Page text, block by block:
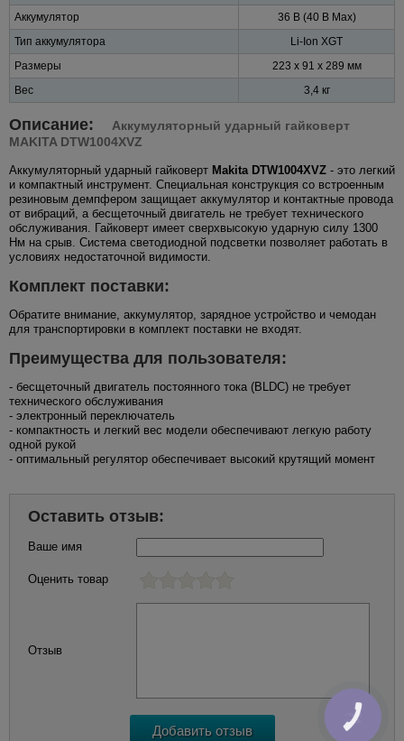
Аккумулятор
36 В (40 В Max)
Тип аккумулятора
Li-Ion XGT
Размеры
223 x 91 x 289 мм
Вес
3,4 кг
Описание:
Аккумуляторный ударный гайковерт
MAKITA DTW1004XVZ
Аккумуляторный ударный гайковерт Makita DTW1004XVZ - это легкий
и компактный инструмент. Специальная конструкция со встроенным
резиновым демпфером защищает аккумулятор и контактные провода
от вибраций, а бесщеточный двигатель не требует технического
обслуживания. Гайковерт имеет сверхвысокую ударную силу 1300
Нм на срыв. Система светодиодной подсветки позволяет работать в
условиях недостаточной видимости.
Комплект поставки:
Обратите внимание, аккумулятор, зарядное устройство и чемодан
для транспортировки в комплект поставки не входят.
Преимущества для пользователя:
- бесщеточный двигатель постоянного тока (BLDC) не требует
технического обслуживания
- электронный переключатель
- компактность и легкий вес модели обеспечивают легкую работу
одной рукой
- оптимальный регулятор обеспечивает высокий крутящий момент
Оставить отзыв:
Ваше имя
Оценить товар
Отзыв
КНОПКА
ЗВ'ЯЗКУ